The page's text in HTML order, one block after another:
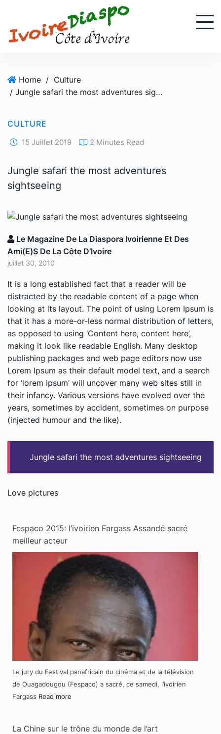
Home / Culture
/ Jungle safari the most adventures sightseeing
CULTURE
15 Juillet 2019 2 Minutes Read
Jungle safari the most adventures
sightseeing
Le Magazine De La Diaspora Ivoirienne Et Des
Ami(e)s De La Côte D’Ivoire
juillet 30, 2010
It is a long established fact that a reader will be
distracted by the readable content of a page when
looking at its layout. The point of using Lorem Ipsum is
that it has a more-or-less normal distribution of letters,
as opposed to using ‘Content here, content here’,
making it look like readable English. Many desktop
publishing packages and web page editors now use
Lorem Ipsum as their default model text, and a search
for ‘lorem ipsum’ will uncover many web sites still in
their infancy. Various versions have evolved over the
years, sometimes by accident, sometimes on purpose
(injected humour and the like).
Jungle safari the most adventures sightseeing
Love pictures
Fespaco 2015: l’ivoirien Fargass Assandé sacré
meilleur acteur
Le jury du Festival panafricain du cinéma et de la télévision
de Ouagadougou (Fespaco) a sacré, ce samedi, l’ivoirien
Fargass Read more
La Chine sur le trône du monde de l’art